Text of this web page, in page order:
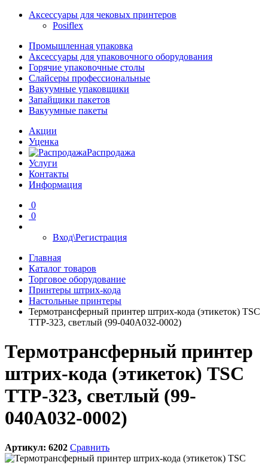
Аксессуары для чековых принтеров
Posiflex
Промышленная упаковка
Аксессуары для упаковочного оборудования
Горячие упаковочные столы
Слайсеры профессиональные
Вакуумные упаковщики
Запайщики пакетов
Вакуумные пакеты
Акции
Уценка
Распродажа
Услуги
Контакты
Информация
0
0
Вход\Регистрация
Главная
Каталог товаров
Торговое оборудование
Принтеры штрих-кода
Настольные принтеры
Термотрансферный принтер штрих-кода (этикеток) TSC
TTP-323, светлый (99-040A032-0002)
Термотрансферный принтер
штрих-кода (этикеток) TSC
TTP-323, светлый (99-
040A032-0002)
Артикул: 6202 Сравнить